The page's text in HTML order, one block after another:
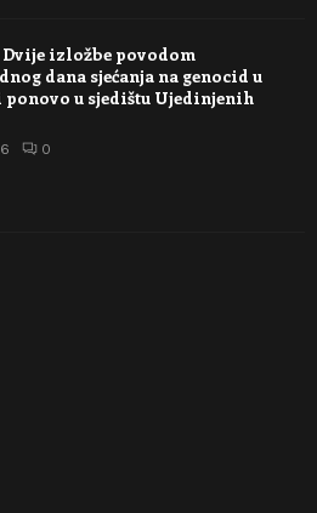
Dvije izložbe povodom
dana sjećanja na genocid u
u sjedištu Ujedinjenih
0